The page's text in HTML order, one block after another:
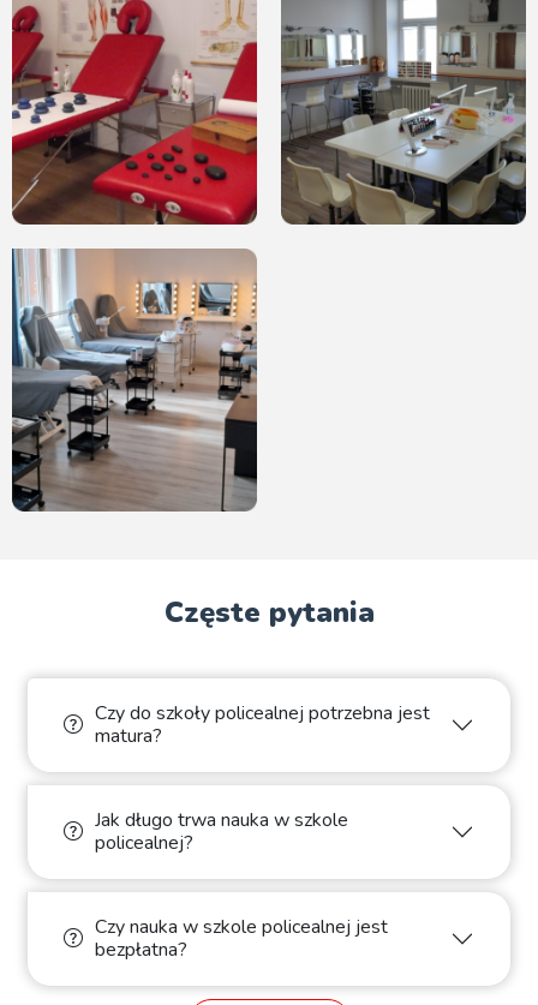
Częste pytania
Czy do szkoły policealnej potrzebna jest
matura?
Jak długo trwa nauka w szkole
policealnej?
Czy nauka w szkole policealnej jest
bezpłatna?